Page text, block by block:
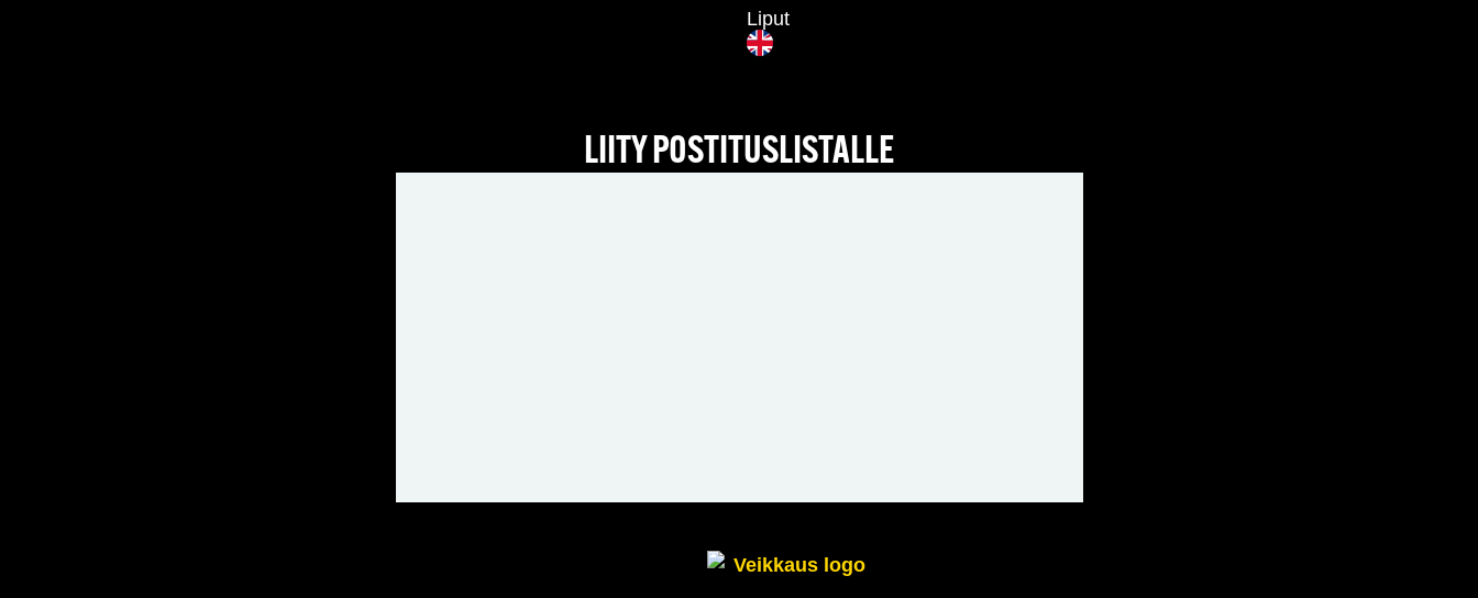
Liput
LIITY POSTITUSLISTALLE